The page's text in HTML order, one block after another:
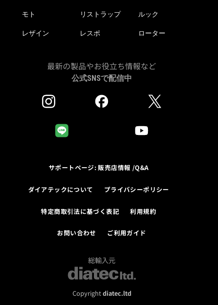
モト リストラップ ルック
レザイン レスポ ローター
最新の製品やお役立ち情報など
公式SNSで配信中
サポートページ: 販売店情報 /Q&A
ダイアテックについて プライバシーポリシー
特定商取引法に基づく表記 利用規約
お問い合わせ ご利用ガイド
総輸入元
Copyrightdiatec.ltd